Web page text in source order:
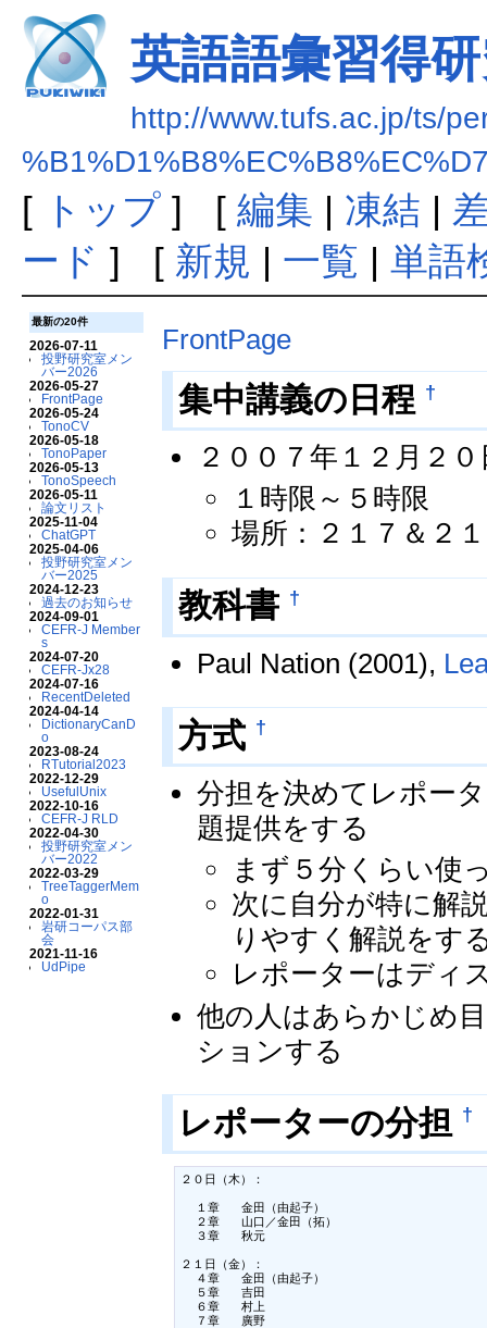
英語語彙習得
http://www.tufs.ac.jp/ts/
[ トップ] [ 編集 | 凍結 |
ード ] [ 新規 | 一覧 | 単語
最新の20件
2026-07-11
投野研究室メン
バー2026
2026-05-27
FrontPage
2026-05-24
TonoCV
2026-05-18
TonoPaper
2026-05-13
TonoSpeech
2026-05-11
論文リスト
2025-11-04
ChatGPT
2025-04-06
投野研究室メン
バー2025
2024-12-23
過去のお知らせ
2024-09-01
CEFR-J Member
s
2024-07-20
CEFR-Jx28
2024-07-16
RecentDeleted
2024-04-14
DictionaryCanD
o
2023-08-24
RTutorial2023
2022-12-29
UsefulUnix
2022-10-16
CEFR-J RLD
2022-04-30
投野研究室メン
バー2022
2022-03-29
TreeTaggerMem
o
2022-01-31
岩研コーパス部
会
2021-11-16
UdPipe
FrontPage
集中講義の日程 †
２００７年１２月２
１時限～５時限
場所：２１７＆２
教科書 †
Paul Nation (2001),
方式 †
分担を決めてレポー
題提供をする
まず５分くらい使
次に自分が特に解
りやすく解説をす
レポーターはディ
他の人はあらかじめ
ションする
レポーターの分担 †
２０日（木）：
  １章	金田（由起子）
  ２章	山口／金田（拓）
  ３章	秋元
２１日（金）：
  ４章	金田（由起子）
  ５章	吉田
  ６章	村上
  ７章	廣野